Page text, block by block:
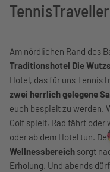
Am nördlichen Rand des
Traditionshotel Die
Hotel, das für uns
zwei herrlich gelegene
euch bespielt zu werden.
Golf spielt, Rad fährt
oder ab dem Hotel tun.
Wellnessbereich sorgt
Erholung. Und abends